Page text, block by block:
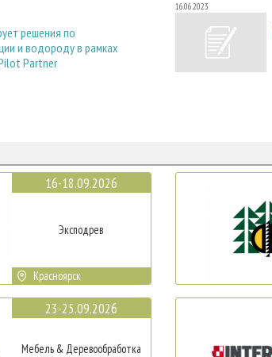
решения по
и водороду в рамках
Partner
16.06.2023
16-18.09.2026
Эксподрев
Красноярск
23-25.09.2026
Мебель & Деревообработка